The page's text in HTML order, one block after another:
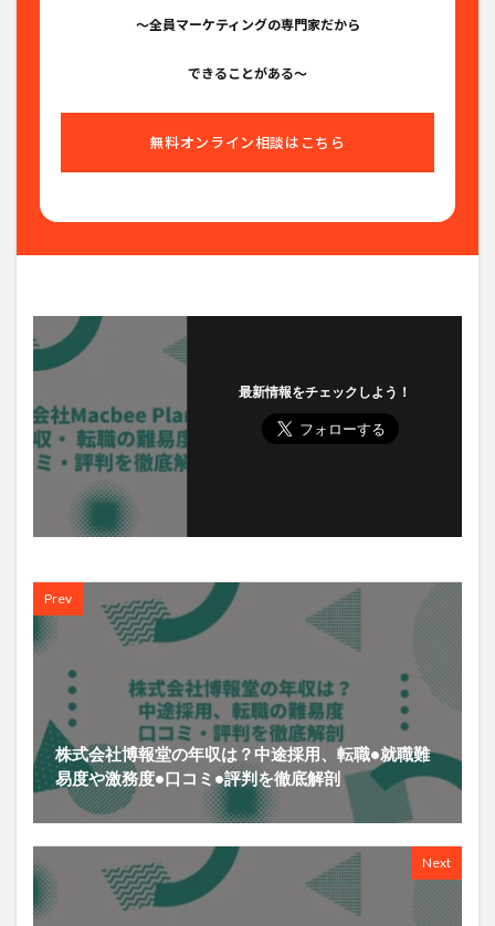
〜全員マーケティングの専門家だから
できることがある〜
無料オンライン相談はこちら
最新情報をチェックしよう！
Prev
株式会社博報堂の年収は？中途採用、転職•就職難
易度や激務度•口コミ•評判を徹底解剖
Next